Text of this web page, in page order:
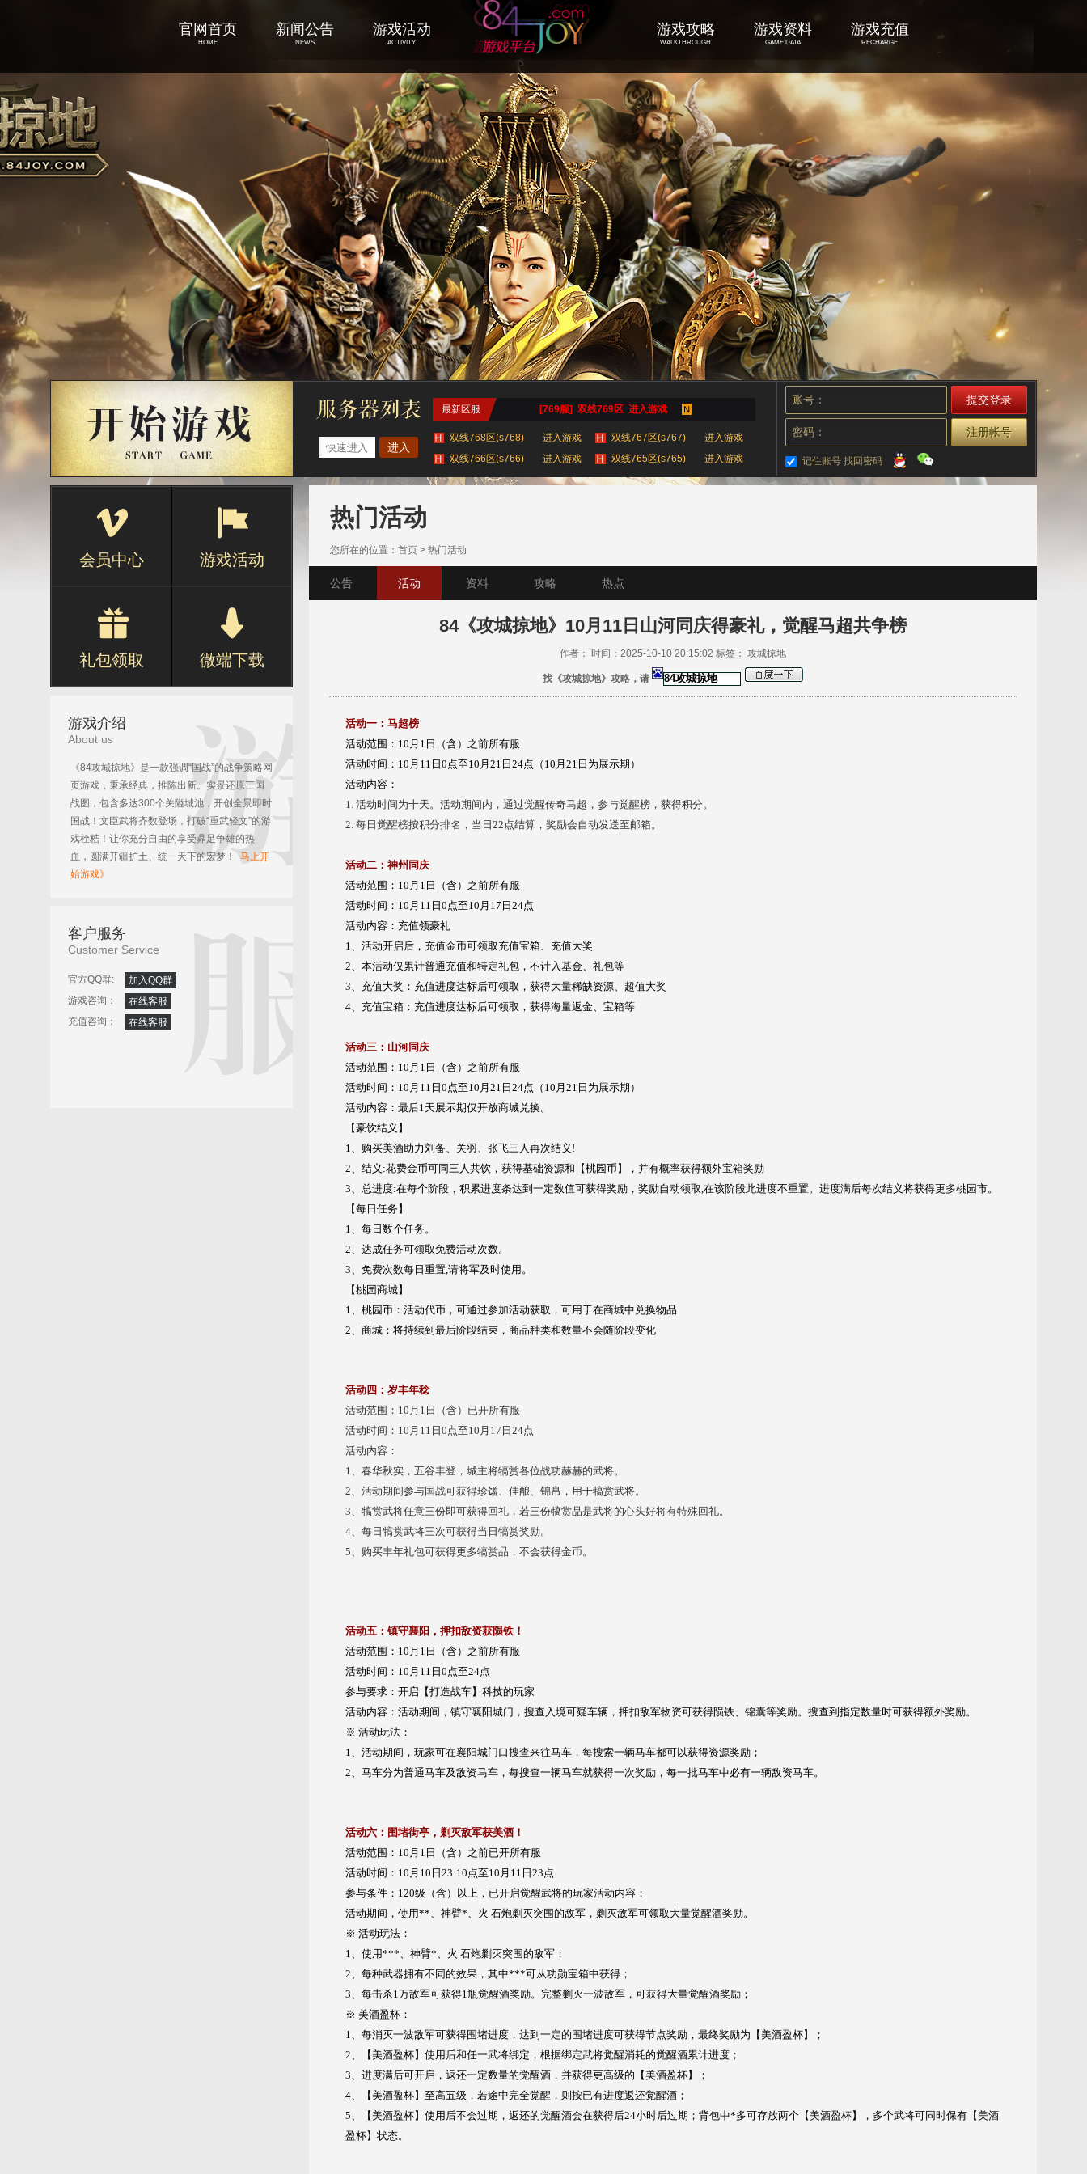
官网首页
HOME
新闻公告
NEWS
游戏活动
ACTIVITY
游戏攻略
WALKTHROUGH
游戏资料
GAME DATA
游戏充值
RECHARGE
最新区服 [769服] 双线769区 进入游戏
进入
进入游戏
双线768区(s768) 进入游戏
双线767区(s767)
进入游戏
双线766区(s766) 进入游戏
双线765区(s765)
进入游戏
双线764区(s764) 查看更多服务器 >
账号：
密码： 注册帐号
记住账号 找回密码
会员中心 游戏活动
礼包领取 微端下载
游戏介绍
About us
《84攻城掠地》是一款强调“国战”的战争策略网
页游戏，秉承经典，推陈出新。实景还原三国
战图，包含多达300个关隘城池，开创全景即时
国战！文臣武将齐数登场，打破“重武轻文”的游
戏桎梏！让你充分自由的享受鼎足争雄的热
血，圆满开疆扩土、统一天下的宏梦！ 马上开
始游戏》
客户服务
Customer Service
官方QQ群:
加入QQ群
游戏咨询：
在线客服
充值咨询：
在线客服
热门活动
您所在的位置： 首页 > 热门活动
公告 活动 资料 攻略 热点
84《攻城掠地》10月11日山河同庆得豪礼，觉醒马超共争榜
作者： 时间：2025-10-10 20:15:02 标签： 攻城掠地
找《攻城掠地》攻略，请
活动一：马超榜
活动范围：10月1日（含）之前所有服
活动时间：10月11日0点至10月21日24点（10月21日为展示期）
活动内容：
1. 活动时间为十天。活动期间内，通过觉醒传奇马超，参与觉醒榜，获得积分。
2. 每日觉醒榜按积分排名，当日22点结算，奖励会自动发送至邮箱。
活动二：神州同庆
活动范围：10月1日（含）之前所有服
活动时间：10月11日0点至10月17日24点
活动内容：充值领豪礼
1、活动开启后，充值金币可领取充值宝箱、充值大奖
2、本活动仅累计普通充值和特定礼包，不计入基金、礼包等
3、充值大奖：充值进度达标后可领取，获得大量稀缺资源、超值大奖
4、充值宝箱：充值进度达标后可领取，获得海量返金、宝箱等
活动三：山河同庆
活动范围：10月1日（含）之前所有服
活动时间：10月11日0点至10月21日24点（10月21日为展示期）
活动内容：最后1天展示期仅开放商城兑换。
【豪饮结义】
1、购买美酒助力刘备、关羽、张飞三人再次结义!
2、结义:花费金币可同三人共饮，获得基础资源和【桃园币】，并有概率获得额外宝箱奖励
3、总进度:在每个阶段，积累进度条达到一定数值可获得奖励，奖励自动领取,在该阶段此进度不重置。进度满后每次结义将获得更多桃园市。
【每日任务】
1、每日数个任务。
2、达成任务可领取免费活动次数。
3、免费次数每日重置,请将军及时使用。
【桃园商城】
1、桃园币：活动代币，可通过参加活动获取，可用于在商城中兑换物品
2、商城：将持续到最后阶段结束，商品种类和数量不会随阶段变化
活动四：岁丰年稔
活动范围：10月1日（含）已开所有服
活动时间：10月11日0点至10月17日24点
活动内容：
1、春华秋实，五谷丰登，城主将犒赏各位战功赫赫的武将。
2、活动期间参与国战可获得珍馐、佳酿、锦帛，用于犒赏武将。
3、犒赏武将任意三份即可获得回礼，若三份犒赏品是武将的心头好将有特殊回礼。
4、每日犒赏武将三次可获得当日犒赏奖励。
5、购买丰年礼包可获得更多犒赏品，不会获得金币。
活动五：镇守襄阳，押扣敌资获陨铁！
活动范围：10月1日（含）之前所有服
活动时间：10月11日0点至24点
参与要求：开启【打造战车】科技的玩家
活动内容：活动期间，镇守襄阳城门，搜查入境可疑车辆，押扣敌军物资可获得陨铁、锦囊等奖励。搜查到指定数量时可获得额外奖励。
※ 活动玩法：
1、活动期间，玩家可在襄阳城门口搜查来往马车，每搜索一辆马车都可以获得资源奖励；
2、马车分为普通马车及敌资马车，每搜查一辆马车就获得一次奖励，每一批马车中必有一辆敌资马车。
活动六：围堵街亭，剿灭敌军获美酒！
活动范围：10月1日（含）之前已开所有服
活动时间：10月10日23:10点至10月11日23点
参与条件：120级（含）以上，已开启觉醒武将的玩家活动内容：
活动期间，使用**、神臂*、火 石炮剿灭突围的敌军，剿灭敌军可领取大量觉醒酒奖励。
※ 活动玩法：
1、使用***、神臂*、火 石炮剿灭突围的敌军；
2、每种武器拥有不同的效果，其中***可从功勋宝箱中获得；
3、每击杀1万敌军可获得1瓶觉醒酒奖励。完整剿灭一波敌军，可获得大量觉醒酒奖励；
※ 美酒盈杯：
1、每消灭一波敌军可获得围堵进度，达到一定的围堵进度可获得节点奖励，最终奖励为【美酒盈杯】；
2、【美酒盈杯】使用后和任一武将绑定，根据绑定武将觉醒消耗的觉醒酒累计进度；
3、进度满后可开启，返还一定数量的觉醒酒，并获得更高级的【美酒盈杯】；
4、【美酒盈杯】至高五级，若途中完全觉醒，则按已有进度返还觉醒酒；
5、【美酒盈杯】使用后不会过期，返还的觉醒酒会在获得后24小时后过期；背包中*多可存放两个【美酒盈杯】，多个武将可同时保有【美酒
盈杯】状态。